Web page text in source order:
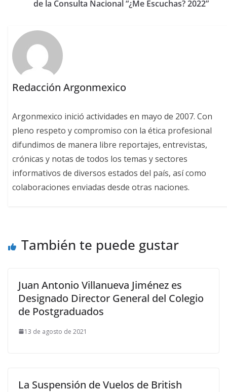
de la Consulta Nacional “¿Me Escuchas? 2022”
Redacción Argonmexico
Argonmexico inició actividades en mayo de 2007. Con
pleno respeto y compromiso con la ética profesional
difundimos de manera libre reportajes, entrevistas,
crónicas y notas de todos los temas y sectores
informativos de diversos estados del país, así como
colaboraciones enviadas desde otras naciones.
También te puede gustar
Juan Antonio Villanueva Jiménez es
Designado Director General del Colegio
de Postgraduados
13 de agosto de 2021
La Suspensión de Vuelos de British